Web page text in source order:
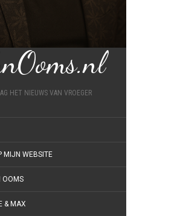
HET NIEUWS VAN VROEGER
MIJN WEBSITE
OOMS
& MAX